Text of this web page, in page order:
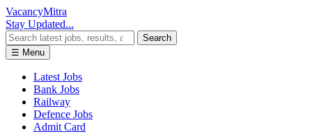
VacancyMitra
Stay Updated...
Search
☰ Menu
Latest Jobs
Bank Jobs
Railway
Defence Jobs
Admit Card